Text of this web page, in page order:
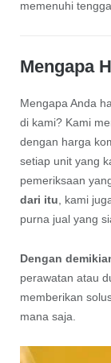
memenuhi
Mengapa
Mengapa Anda
di kami? Kami
dengan harga
setiap unit yang
pemeriksaan
dari itu , kami
purna jual yang
Dengan
perawatan atau
memberikan
mana saja.